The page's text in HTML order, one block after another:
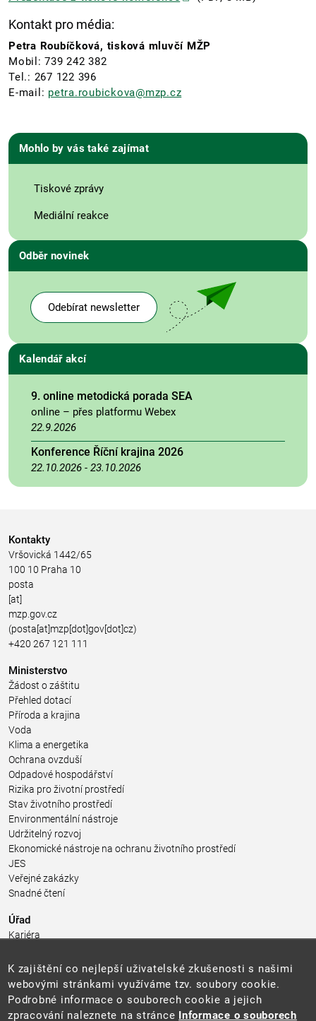
Kontakt pro média:
Petra Roubíčková, tisková mluvčí MŽP
Mobil: 739 242 382
Tel.: 267 122 396
E-mail: petra.roubickova@mzp.cz
Mohlo by vás také zajímat
Tiskové zprávy
Mediální reakce
Odběr novinek
Odebírat newsletter
Kalendář akcí
9. online metodická porada SEA
online – přes platformu Webex
22.9.2026
Konference Říční krajina 2026
22.10.2026 - 23.10.2026
Kontakty
Vršovická 1442/65
100 10 Praha 10
posta
[at]
mzp.gov.cz
(posta[at]mzp[dot]gov[dot]cz)
+420 267 121 111
Ministerstvo
Žádost o záštitu
Přehled dotací
Příroda a krajina
Voda
Klima a energetika
Ochrana ovzduší
Odpadové hospodářství
Rizika pro životní prostředí
Stav životního prostředí
Environmentální nástroje
Udržitelný rozvoj
Ekonomické nástroje na ochranu životního prostředí
JES
Veřejné zakázky
Snadné čtení
Úřad
Kariéra
Pro média a veřejnost
Povinně zveřejňované informace
Kontakty
Přistupnost budovy úřadu MŽP
(PDF, 204 kB)
K zajištění co nejlepší uživatelské zkušenosti s našimi
webovými stránkami využíváme tzv. soubory cookie.
Podrobné informace o souborech cookie a jejich
zpracování naleznete na stránce Informace o souborech